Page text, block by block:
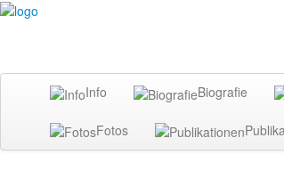
Info Biografie
Fotos